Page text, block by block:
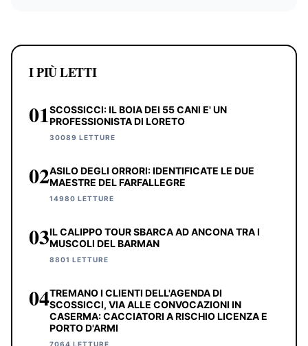
I PIÙ LETTI
01SCOSSICCI: IL BOIA DEI 55 CANI E' UN
PROFESSIONISTA DI LORETO
30089 LETTURE
02ASILO DEGLI ORRORI: IDENTIFICATE LE DUE
MAESTRE DEL FARFALLEGRE
14980 LETTURE
03IL CALIPPO TOUR SBARCA AD ANCONA TRA I
MUSCOLI DEL BARMAN
8801 LETTURE
04TREMANO I CLIENTI DELL'AGENDA DI
SCOSSICCI, VIA ALLE CONVOCAZIONI IN
CASERMA: CACCIATORI A RISCHIO LICENZA E
PORTO D'ARMI
7064 LETTURE